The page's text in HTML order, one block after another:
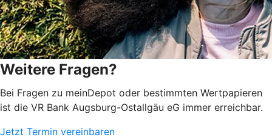
Weitere Fragen?
Bei Fragen zu meinDepot oder bestimmten Wertpapieren
ist die VR Bank Augsburg-Ostallgäu eG immer erreichbar.
Jetzt Termin vereinbaren